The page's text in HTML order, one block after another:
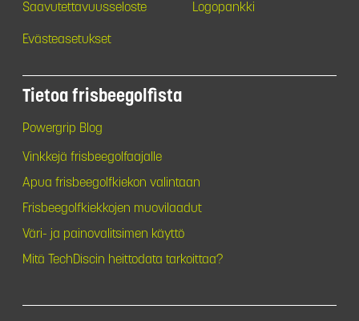
Saavutettavuusseloste Logopankki
Evästeasetukset
Tietoa frisbeegolfista
Powergrip Blog
Vinkkejä frisbeegolfaajalle
Apua frisbeegolfkiekon valintaan
Frisbeegolfkiekkojen muovilaadut
Väri- ja painovalitsimen käyttö
Mitä TechDiscin heittodata tarkoittaa?